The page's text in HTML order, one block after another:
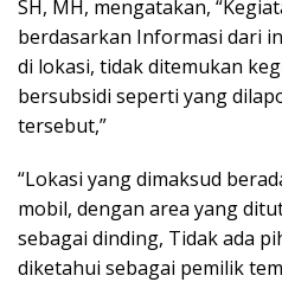
SH, MH, mengatakan,
berdasarkan Informasi dari
di lokasi, tidak ditemukan
bersubsidi seperti yang
tersebut,”
“Lokasi yang dimaksud
mobil, dengan area yang
sebagai dinding, Tidak ada
diketahui sebagai pemilik